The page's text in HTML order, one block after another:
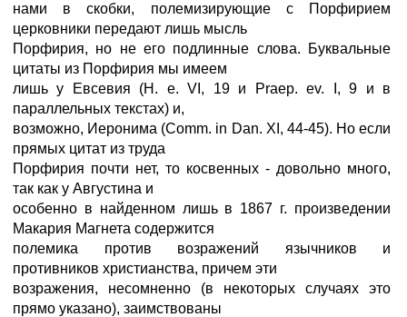
нами в скобки, полемизирующие с Порфирием
церковники передают лишь мысль
Порфирия, но не его подлинные слова. Буквальные
цитаты из Порфирия мы имеем
лишь у Евсевия (Н. е. VI, 19 и Praep. ev. I, 9 и в
параллельных текстах) и,
возможно, Иеронима (Comm. in Dan. XI, 44-45). Но если
прямых цитат из труда
Порфирия почти нет, то косвенных - довольно много,
так как у Августина и
особенно в найденном лишь в 1867 г. произведении
Макария Магнета содержится
полемика против возражений язычников и
противников христианства, причем эти
возражения, несомненно (в некоторых случаях это
прямо указано), заимствованы